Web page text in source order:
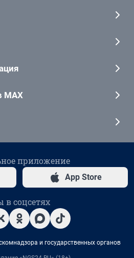
MAX
приложение
App Store
соцсетях
и государственных органов